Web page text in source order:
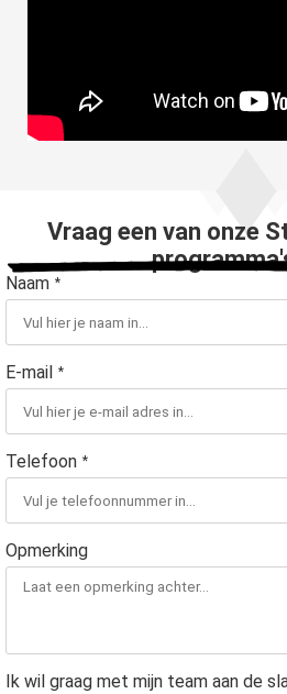
Vraag een van onze
Naam *
E-mail *
Telefoon *
Opmerking
Ik wil graag met mijn team aan de